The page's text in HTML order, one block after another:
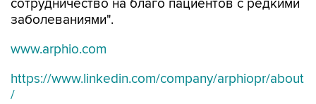
сотрудничество на благо пациентов с редкими
заболеваниями".
www.arphio.com
https://www.linkedin.com/company/arphiopr/about
/